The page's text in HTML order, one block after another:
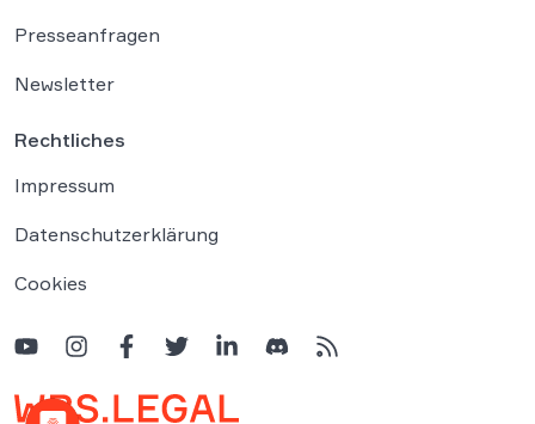
Presseanfragen
Newsletter
Rechtliches
Impressum
Datenschutzerklärung
Cookies